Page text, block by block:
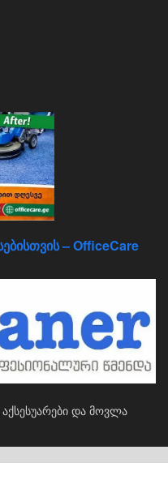
– OfficeCare